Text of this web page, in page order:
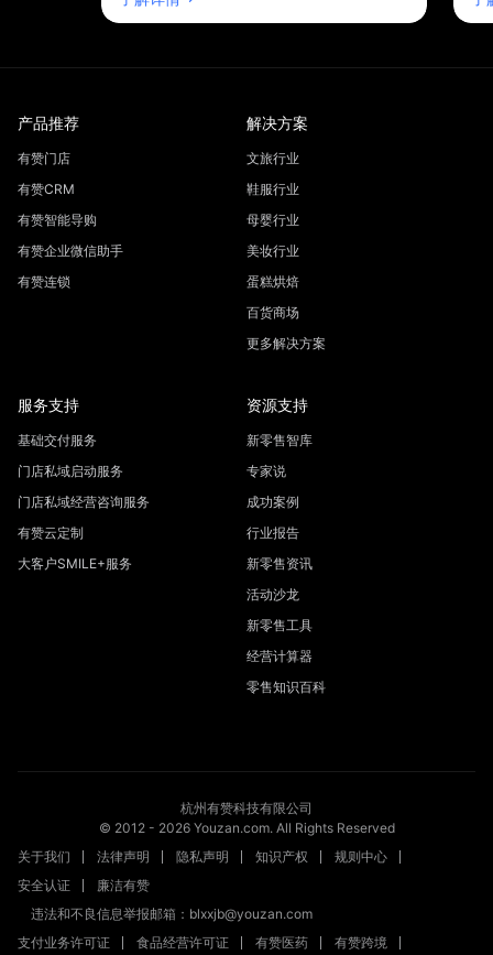
产品推荐
有赞门店
有赞CRM
有赞智能导购
有赞企业微信助手
有赞连锁
解决方案
文旅行业
鞋服行业
母婴行业
美妆行业
蛋糕烘焙
百货商场
更多解决方案
服务支持
基础交付服务
门店私域启动服务
门店私域经营咨询服务
有赞云定制
大客户SMILE+服务
资源支持
新零售智库
专家说
成功案例
行业报告
新零售资讯
活动沙龙
新零售工具
经营计算器
零售知识百科
杭州有赞科技有限公司
© 2012 - 2026Youzan.com. All Rights Reserved
关于我们
法律声明 隐私声明 知识产权
规则中心
安全认证
廉洁有赞
违法和不良信息举报邮箱：blxxjb@youzan.com
支付业务许可证
食品经营许可证 有赞医药 有赞跨境